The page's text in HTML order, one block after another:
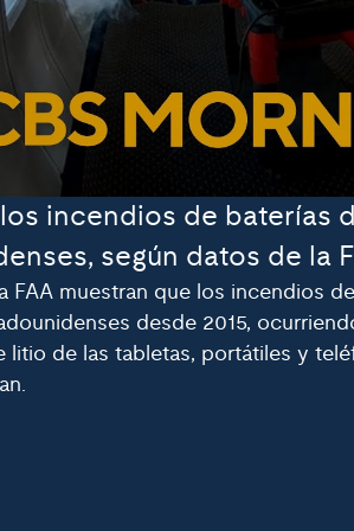
incendios de baterías
según datos de la
FAA muestran que los incendios
desde 2015,
litio de las tabletas, portátiles y